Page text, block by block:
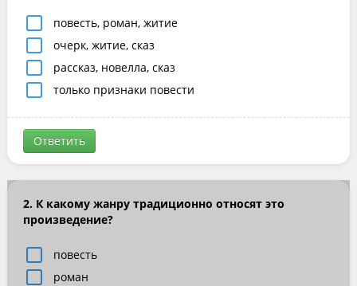
повесть, роман, житие
очерк, житие, сказ
рассказ, новелла, сказ
только признаки повести
Ответить
2. К какому жанру традиционно относят это
произведение?
повесть
роман